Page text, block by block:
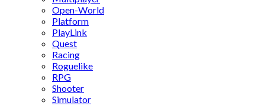
Open-World
Platform
PlayLink
Quest
Racing
Roguelike
RPG
Shooter
Simulator